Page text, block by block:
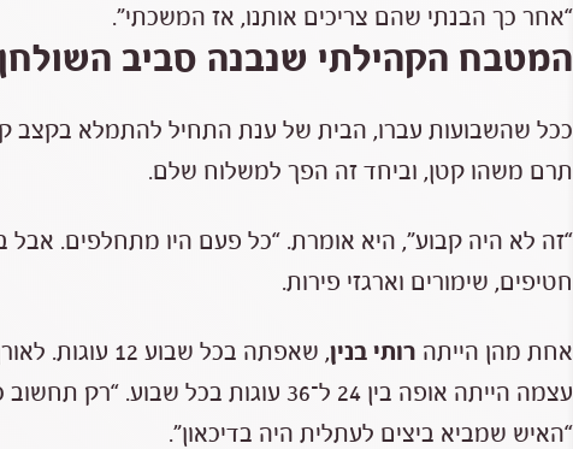
“אחר כך הבנתי שהם צריכים אותנו, אז המשכתי”.
המטבח הקהילתי שנבנה סביב השולחן
ככל שהשבועות עברו, הבית של ענת התחיל להתמלא
תרם משהו קטן, וביחד זה הפך למשלוח שלם.
“זה לא היה קבוע”, היא אומרת. “כל פעם היו מתחלפים. אבל
חטיפים, שימורים וארגזי פירות.
אחת מהן הייתה רותי בנין
עצמה הייתה אופה בין 24 ל־36 עוגות
“האיש שמביא ביצים לעתלית היה בדיכאון”.